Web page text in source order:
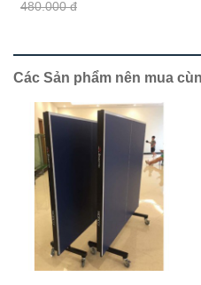
480.000 đ
Các Sản phẩm nên mua